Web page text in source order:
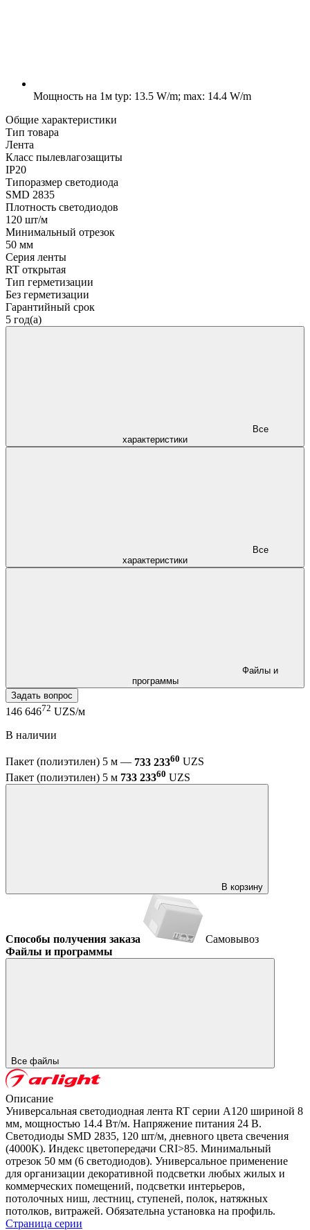
Мощность на 1м typ: 13.5 W/m; max: 14.4 W/m
Общие характеристики
Тип товара
Лента
Класс пылевлагозащиты
IP20
Типоразмер светодиода
SMD 2835
Плотность светодиодов
120 шт/м
Минимальный отрезок
50 мм
Серия ленты
RT открытая
Тип герметизации
Без герметизации
Гарантийный срок
5 год(а)
характеристики
характеристики
программы
Задать вопрос
146 64672 UZS/м
В наличии
Пакет (полиэтилен) 5 м — 733 23360 UZS
Пакет (полиэтилен) 5 м 733 23360 UZS
В корзину
Способы получения заказа
Самовывоз
Файлы и программы
Все файлы
Описание
Универсальная светодиодная лента RT серии A120 шириной 8
мм, мощностью 14.4 Вт/м. Напряжение питания 24 В.
Светодиоды SMD 2835, 120 шт/м, дневного цвета свечения
(4000K). Индекс цветопередачи CRI>85. Минимальный
отрезок 50 мм (6 светодиодов). Универсальное применение
для организации декоративной подсветки любых жилых и
коммерческих помещений, подсветки интерьеров,
потолочных ниш, лестниц, ступеней, полок, натяжных
потолков, витражей. Обязательна установка на профиль.
Страница серии